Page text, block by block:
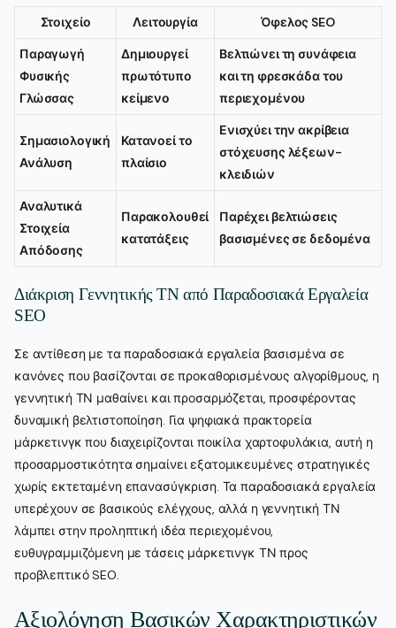
Στοιχείο Λειτουργία
Όφελος SEO
Παραγωγή
Φυσικής
Γλώσσας
Δημιουργεί
πρωτότυπο
κείμενο
Βελτιώνει τη συνάφεια
και τη φρεσκάδα του
περιεχομένου
Σημασιολογική
Ανάλυση
Κατανοεί το
πλαίσιο
Ενισχύει την ακρίβεια
στόχευσης λέξεων-
κλειδιών
Αναλυτικά
Στοιχεία
Απόδοσης
Παρακολουθεί
κατατάξεις
Παρέχει βελτιώσεις
βασισμένες σε δεδομένα
Διάκριση Γεννητικής ΤΝ από Παραδοσιακά Εργαλεία
SEO
Σε αντίθεση με τα παραδοσιακά εργαλεία βασισμένα σε
κανόνες που βασίζονται σε προκαθορισμένους αλγορίθμους, η
γεννητική ΤΝ μαθαίνει και προσαρμόζεται, προσφέροντας
δυναμική βελτιστοποίηση. Για ψηφιακά πρακτορεία
μάρκετινγκ που διαχειρίζονται ποικίλα χαρτοφυλάκια, αυτή η
προσαρμοστικότητα σημαίνει εξατομικευμένες στρατηγικές
χωρίς εκτεταμένη επανασύγκριση. Τα παραδοσιακά εργαλεία
υπερέχουν σε βασικούς ελέγχους, αλλά η γεννητική ΤΝ
λάμπει στην προληπτική ιδέα περιεχομένου,
ευθυγραμμιζόμενη με τάσεις μάρκετινγκ ΤΝ προς
προβλεπτικό SEO.
Αξιολόγηση Βασικών Χαρακτηριστικών